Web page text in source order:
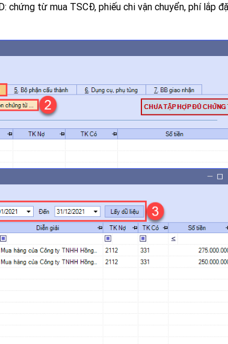
chứng từ mua TSCĐ, phiếu chi vận chuyển, phí lắp